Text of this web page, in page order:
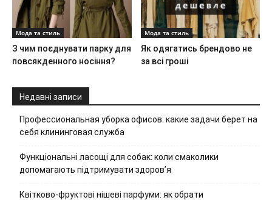
Мода та стиль
З чим поєднувати парку для
повсякденного носіння?
Мода та стиль
Як одягатись брендово не
за всі гроші
Недавні записи
Профессиональная уборка офисов: какие задачи берет на
себя клининговая служба
Функціональні ласощі для собак: коли смаколики
допомагають підтримувати здоров’я
Квітково-фруктові нішеві парфуми: як обрати